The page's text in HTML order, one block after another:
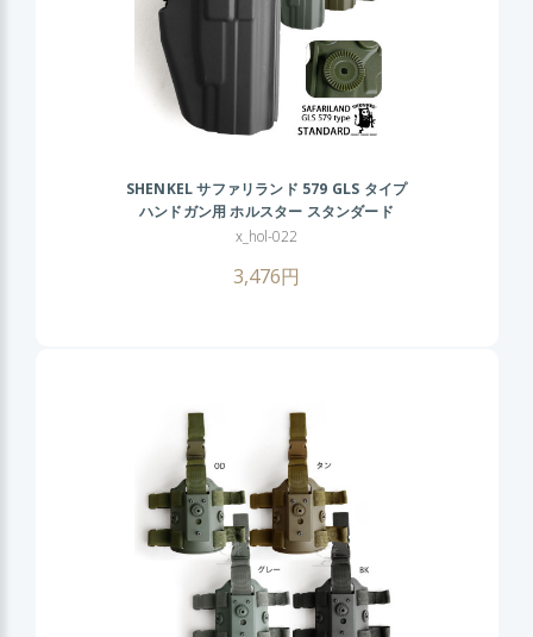
SHENKEL サファリランド 579 GLS タイプ
ハンドガン用 ホルスター スタンダード
Gen2 角度調整ダイヤル OD/BK/TAN/GY
x_hol-022
3,476円